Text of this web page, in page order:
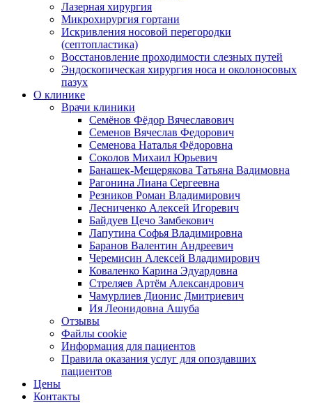
Лазерная хирургия
Микрохирургия гортани
Искривления носовой перегородки
(септопластика)
Восстановление проходимости слезных путей
Эндоскопическая хирургия носа и околоносовых
пазух
О клинике
Врачи клиники
Семёнов Фёдор Вячеславович
Семенов Вячеслав Федорович
Семенова Наталья Фёдоровна
Соколов Михаил Юрьевич
Банашек-Мещерякова Татьяна Вадимовна
Рагонина Лиана Сергеевна
Резников Роман Владимирович
Лесниченко Алексей Игоревич
Байдуев Цечо Замбекович
Лапутина Софья Владимировна
Баранов Валентин Андреевич
Черемисин Алексей Владимирович
Коваленко Карина Эдуардовна
Стреляев Артём Александрович
Чамурлиев Дионис Дмитриевич
Ия Леонидовна Ашуба
Отзывы
Файлы cookie
Информация для пациентов
Правила оказания услуг для опоздавших
пациентов
Цены
Контакты